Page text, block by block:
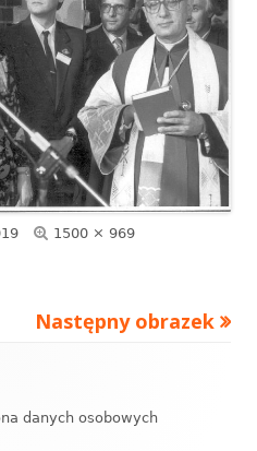
Pełny
1500 × 969
Następny obrazek
danych osobowych